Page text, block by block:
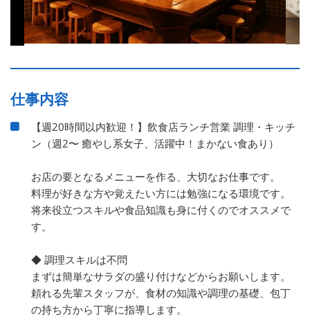
仕事内容
【週20時間以内歓迎！】飲食店ランチ営業 調理・キッチ
ン（週2〜 癒やし系女子、活躍中！まかない食あり）
お店の要となるメニューを作る、大切なお仕事です。
料理が好きな方や覚えたい方には勉強になる環境です。
将来役立つスキルや食品知識も身に付くのでオススメで
す。
◆ 調理スキルは不問
まずは簡単なサラダの盛り付けなどからお願いします。
頼れる先輩スタッフが、食材の知識や調理の基礎、包丁
の持ち方から丁寧に指導します。